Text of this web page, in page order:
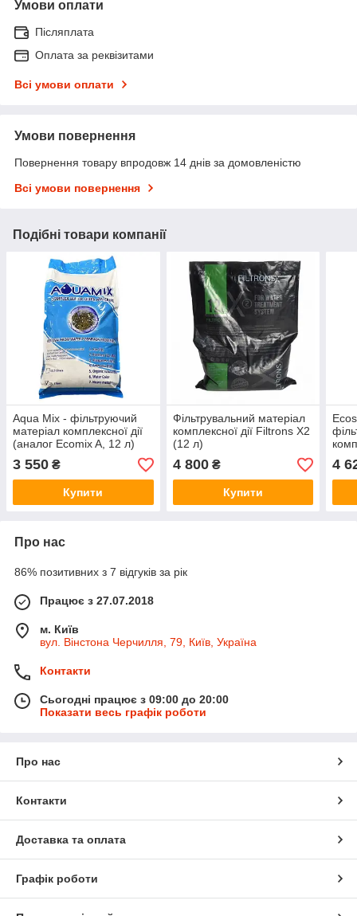
Умови оплати
Післяплата
Оплата за реквізитами
Всі умови оплати
Умови повернення
Повернення товару впродовж 14 днів за домовленістю
Всі умови повернення
Подібні товари компанії
Aqua Mix - фільтруючий
матеріал комплексної дії
(аналог Ecomix A, 12 л)
3 550 ₴
Купити
Фільтрувальний матеріал
комплексної дії Filtrons X2
(12 л)
4 800₴
Купити
4
Про нас
86% позитивних з 7 відгуків за рік
Працює з 27.07.2018
м. Київ
вул. Вінстона Черчилля, 79, Київ, Україна
Контакти
Сьогодні працює з 09:00 до 20:00
Показати весь графік роботи
Про нас
Контакти
Доставка та оплата
Графік роботи